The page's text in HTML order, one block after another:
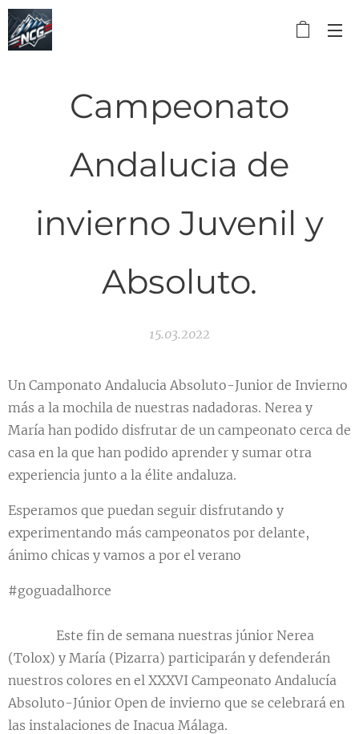
Campeonato
Andalucia de
invierno Juvenil y
Absoluto.
15.03.2022
Un Camponato Andalucia Absoluto-Junior de Invierno
más a la mochila de nuestras nadadoras. Nerea y
María han podido disfrutar de un campeonato cerca de
casa en la que han podido aprender y sumar otra
experiencia junto a la élite andaluza.
Esperamos que puedan seguir disfrutando y
experimentando más campeonatos por delante,
ánimo chicas y vamos a por el verano
#goguadalhorce
🟢⚪🟢Este fin de semana nuestras júnior Nerea
(Tolox) y María (Pizarra) participarán y defenderán
nuestros colores en el XXXVI Campeonato Andalucía
Absoluto-Júnior Open de invierno que se celebrará en
las instalaciones de Inacua Málaga.